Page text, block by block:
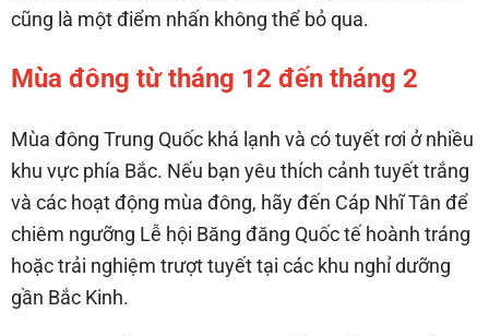
cũng là một điểm nhấn không thể bỏ qua.
Mùa đông từ tháng 12 đến tháng 2
Mùa đông Trung Quốc khá lạnh và có tuyết rơi ở nhiều
khu vực phía Bắc. Nếu bạn yêu thích cảnh tuyết trắng
và các hoạt động mùa đông, hãy đến Cáp Nhĩ Tân để
chiêm ngưỡng Lễ hội Băng đăng Quốc tế hoành tráng
hoặc trải nghiệm trượt tuyết tại các khu nghỉ dưỡng
gần Bắc Kinh.